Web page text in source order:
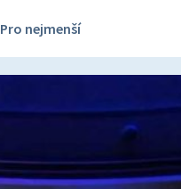
Pro nejmenší